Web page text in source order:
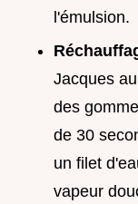
l'émulsion.
Jacques
des
de 30
un filet
vapeur